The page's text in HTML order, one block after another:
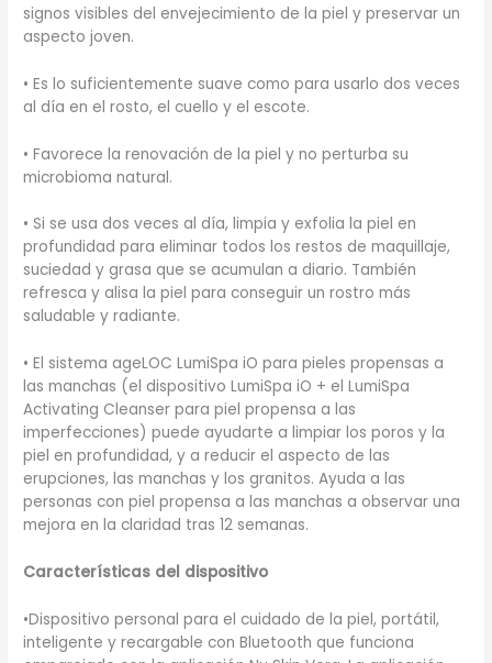
signos visibles del envejecimiento de la piel y preservar un
aspecto joven.
• Es lo suficientemente suave como para usarlo dos veces
al día en el rosto, el cuello y el escote.
• Favorece la renovación de la piel y no perturba su
microbioma natural.
• Si se usa dos veces al día, limpia y exfolia la piel en
profundidad para eliminar todos los restos de maquillaje,
suciedad y grasa que se acumulan a diario. También
refresca y alisa la piel para conseguir un rostro más
saludable y radiante.
• El sistema ageLOC LumiSpa iO para pieles propensas a
las manchas (el dispositivo LumiSpa iO + el LumiSpa
Activating Cleanser para piel propensa a las
imperfecciones) puede ayudarte a limpiar los poros y la
piel en profundidad, y a reducir el aspecto de las
erupciones, las manchas y los granitos. Ayuda a las
personas con piel propensa a las manchas a observar una
mejora en la claridad tras 12 semanas.
Características del dispositivo
•Dispositivo personal para el cuidado de la piel, portátil,
inteligente y recargable con Bluetooth que funciona